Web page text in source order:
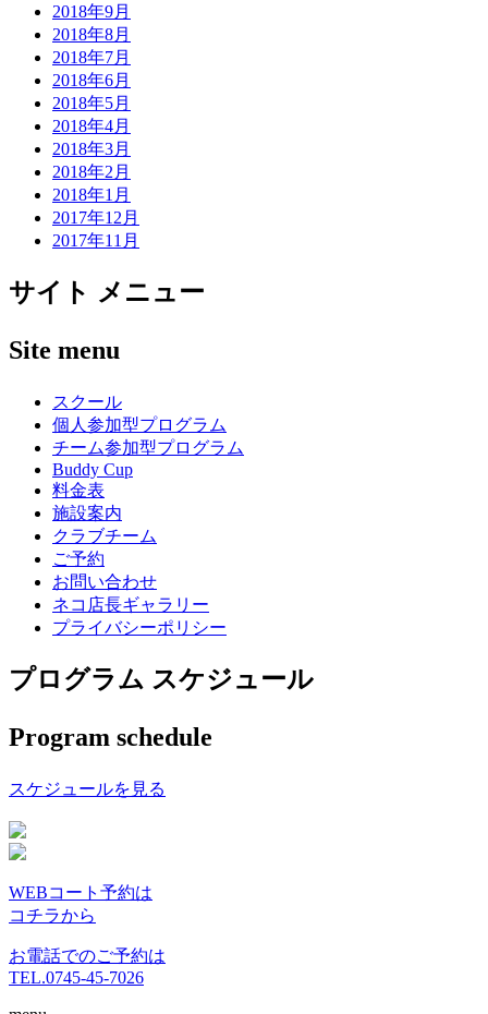
2018年9月
2018年8月
2018年7月
2018年6月
2018年5月
2018年4月
2018年3月
2018年2月
2018年1月
2017年12月
2017年11月
サイト メニュー
Site menu
スクール
個人参加型プログラム
チーム参加型プログラム
Buddy Cup
料金表
施設案内
クラブチーム
ご予約
お問い合わせ
ネコ店長ギャラリー
プライバシーポリシー
プログラム スケジュール
Program schedule
スケジュールを見る
WEBコート予約は
コチラから
お電話でのご予約は
TEL.0745-45-7026